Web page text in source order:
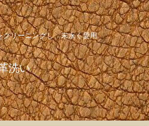
クリーニングし、末永く愛用
洗い